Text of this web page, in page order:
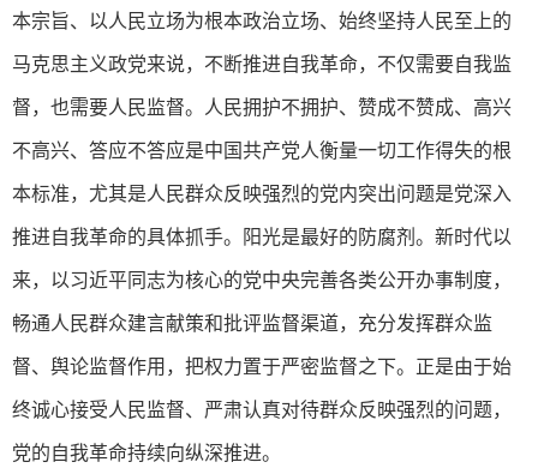
本宗旨、以人民立场为根本政治立场、始终坚持人民至上的
马克思主义政党来说，不断推进自我革命，不仅需要自我监
督，也需要人民监督。人民拥护不拥护、赞成不赞成、高兴
不高兴、答应不答应是中国共产党人衡量一切工作得失的根
本标准，尤其是人民群众反映强烈的党内突出问题是党深入
推进自我革命的具体抓手。阳光是最好的防腐剂。新时代以
来，以习近平同志为核心的党中央完善各类公开办事制度，
畅通人民群众建言献策和批评监督渠道，充分发挥群众监
督、舆论监督作用，把权力置于严密监督之下。正是由于始
终诚心接受人民监督、严肃认真对待群众反映强烈的问题，
党的自我革命持续向纵深推进。